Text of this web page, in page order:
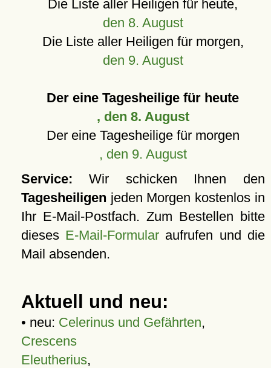
Die Liste aller Heiligen für heute,
den 8. August
Die Liste aller Heiligen für morgen,
den 9. August
Der eine Tagesheilige für heute
, den 8. August
Der eine Tagesheilige für morgen
, den 9. August
Service: Wir schicken Ihnen den
Tagesheiligen jeden Morgen kostenlos in
Ihr E-Mail-Postfach. Zum Bestellen bitte
dieses E-Mail-Formular aufrufen und die
Mail absenden.
Aktuell und neu:
• neu: Celerinus und Gefährten,
Crescens
Eleutherius,